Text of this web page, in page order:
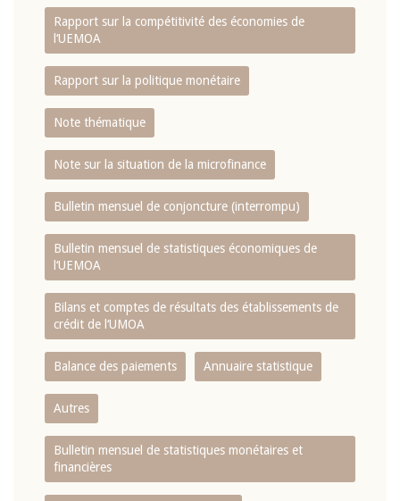
Rapport sur la compétitivité des économies de
l‘UEMOA
Rapport sur la politique monétaire
Note thématique
Note sur la situation de la microfinance
Bulletin mensuel de conjoncture (interrompu)
Bulletin mensuel de statistiques économiques de
l‘UEMOA
Bilans et comptes de résultats des établissements de
crédit de l‘UMOA
Balance des paiements Annuaire statistique
Autres
Bulletin mensuel de statistiques monétaires et
financières